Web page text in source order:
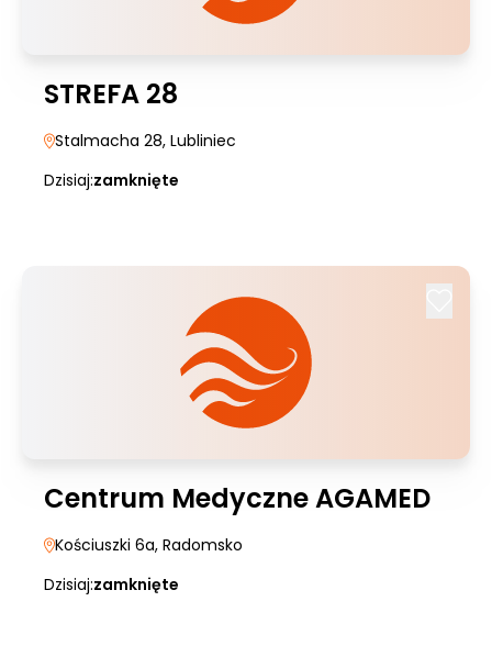
STREFA 28
Stalmacha 28, Lubliniec
Dzisiaj:zamknięte
Centrum Medyczne AGAMED
Kościuszki 6a, Radomsko
Dzisiaj:zamknięte